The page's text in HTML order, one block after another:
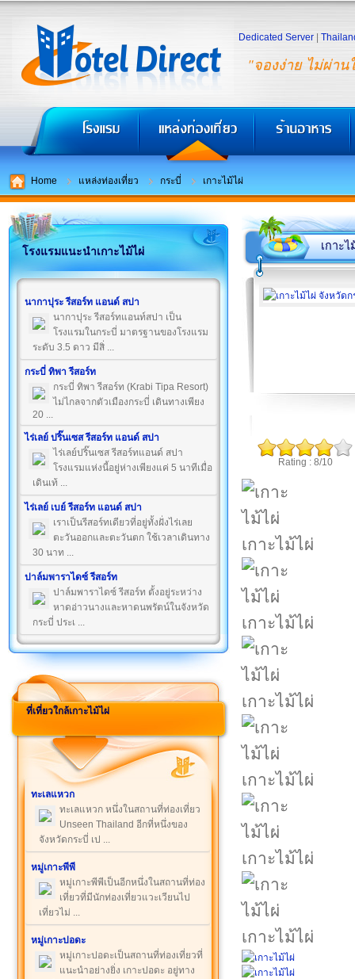
"จองง่าย ไม่ผ่าน
Dedicated Server
Home แหล่งท่องเที่ยว กระบี่ เกาะไม้ไผ่
โรงแรมแนะนำเกาะไม้ไผ่
นากาปุระ รีสอร์ท แอนด์ สปา
นากาปุระ รีสอร์ทแอนท์สปา เป็น
โรงแรมในกระบี่ มาตรฐานของโรงแรม
ระดับ 3.5 ดาว มีสิ่ ...
กระบี่ ทิพา รีสอร์ท
กระบี่ ทิพา รีสอร์ท (Krabi Tipa Resort)
ไม่ไกลจากตัวเมืองกระบี่ เดินทางเพียง
20 ...
ไร่เลย์ ปริ๊นเซส รีสอร์ท แอนด์ สปา
ไร่เลย์ปริ๊นเซส รีสอร์ทแอนด์ สปา
โรงแรมแห่งนี้อยู่ห่างเพียงแค่ 5 นาทีเมื่อ
เดินเท้ ...
ไร่เลย์ เบย์ รีสอร์ท แอนด์ สปา
เราเป็นรีสอร์ทเดียวที่อยู่ทั้งฝั่งไร่เลย
ตะวันออกและตะวันตก ใช้เวลาเดินทาง
30 นาท ...
ปาล์มพาราไดซ์ รีสอร์ท
ปาล์มพาราไดซ์ รีสอร์ท ตั้งอยู่ระหว่าง
หาดอ่าวนางและหาดนพรัตน์ในจังหวัด
กระบี่ ประเ ...
ที่เที่ยวใกล้เกาะไม้ไผ่
ทะเลแหวก
ทะเลแหวก หนึ่งในสถานที่ท่องเที่ยว
Unseen Thailand อีกที่หนึ่งของ
จังหวัดกระบี่ เป ...
หมู่เกาะพีพี
หมู่เกาะพีพีเป็นอีกหนึ่งในสถานที่ท่อง
เที่ยวที่มีนักท่องเที่ยวแวะเวียนไป
เที่ยวไม่ ...
หมู่เกาะปอดะ
หมู่เกาะปอดะเป็นสถานที่ท่องเที่ยวที่
แนะนำอย่างยิ่ง เกาะปอดะ อยู่ทาง
เกาะไ
Rating : 8/10
เกาะไม้ไผ่
เกาะไม้ไผ่
เกาะไม้ไผ่
เกาะไม้ไผ่
เกาะไม้ไผ่
เกาะไม้ไผ่